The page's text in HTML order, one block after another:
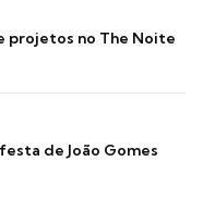
projetos no The Noite
de João Gomes